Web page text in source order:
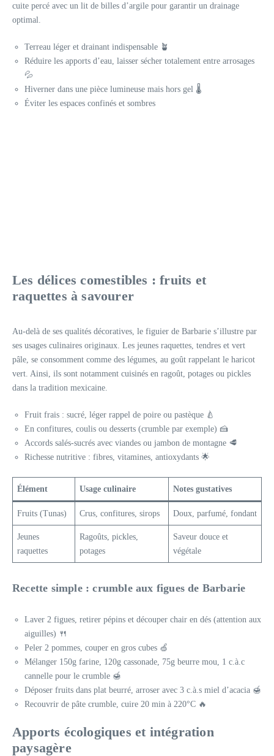
cuite percé avec un lit de billes d’argile pour garantir un drainage
optimal.
Terreau léger et drainant indispensable 🪴
Réduire les apports d’eau, laisser sécher totalement entre arrosages
💦
Hiverner dans une pièce lumineuse mais hors gel 🌡️
Éviter les espaces confinés et sombres
Les délices comestibles : fruits et
raquettes à savourer
Au-delà de ses qualités décoratives, le figuier de Barbarie s’illustre par
ses usages culinaires originaux. Les jeunes raquettes, tendres et vert
pâle, se consomment comme des légumes, au goût rappelant le haricot
vert. Ainsi, ils sont notamment cuisinés en ragoût, potages ou pickles
dans la tradition mexicaine.
Fruit frais : sucré, léger rappel de poire ou pastèque 🍐
En confitures, coulis ou desserts (crumble par exemple) 🍰
Accords salés-sucrés avec viandes ou jambon de montagne 🥩
Richesse nutritive : fibres, vitamines, antioxydants 🌟
Élément Usage culinaire Notes gustatives
Fruits (Tunas) Crus, confitures, sirops Doux, parfumé, fondant
Jeunes
raquettes
Ragoûts, pickles,
potages
Saveur douce et
végétale
Recette simple : crumble aux figues de Barbarie
Laver 2 figues, retirer pépins et découper chair en dés (attention aux
aiguilles) 🍴
Peler 2 pommes, couper en gros cubes 🍏
Mélanger 150g farine, 120g cassonade, 75g beurre mou, 1 c.à.c
cannelle pour le crumble 🍯
Déposer fruits dans plat beurré, arroser avec 3 c.à.s miel d’acacia 🍯
Recouvrir de pâte crumble, cuire 20 min à 220°C 🔥
Apports écologiques et intégration
paysagère